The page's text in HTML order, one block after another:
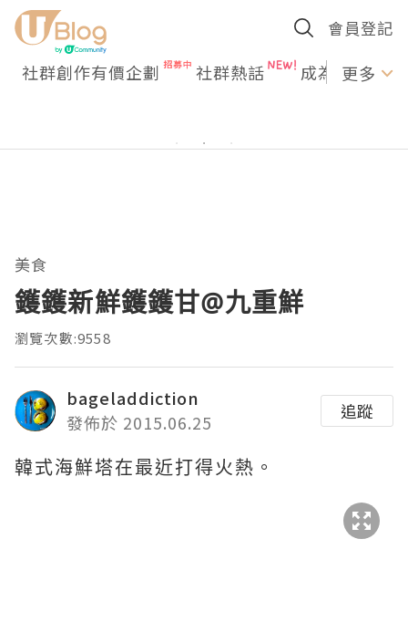
會員登記
社群創作有價企劃 社群熱話 成為U更多
美食
鑊鑊新鮮鑊鑊甘@九重鮮
瀏覽次數:9558
bageladdiction
發佈於 2015.06.25
追蹤
韓式海鮮塔在最近打得火熱。